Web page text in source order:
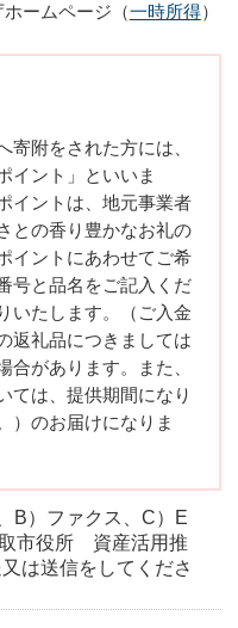
ームページ（一時所得）
附をされた方には、
イント」といいま
イントは、地元事業者
との香り豊かなお礼の
イントにあわせてご希
号と品名をご記入くだ
いたします。（ご入金
返礼品につきましては
合があります。また、
ては、提供期間になり
）のお届けになりま
B）ファクス、C）E
市役所 資産活用推
は送信をしてくださ